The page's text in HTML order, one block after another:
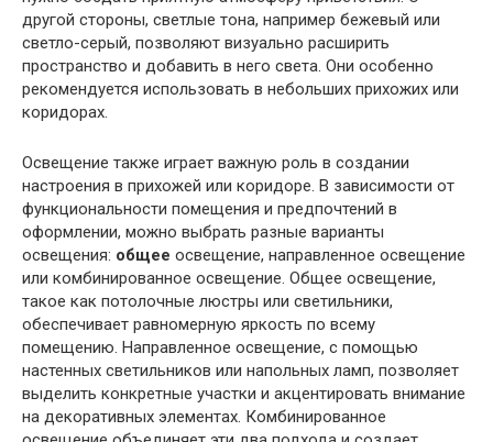
другой стороны, светлые тона, например бежевый или
светло-серый, позволяют визуально расширить
пространство и добавить в него света. Они особенно
рекомендуется использовать в небольших прихожих или
коридорах.
Освещение также играет важную роль в создании
настроения в прихожей или коридоре. В зависимости от
функциональности помещения и предпочтений в
оформлении, можно выбрать разные варианты
освещения: общее освещение, направленное освещение
или комбинированное освещение. Общее освещение,
такое как потолочные люстры или светильники,
обеспечивает равномерную яркость по всему
помещению. Направленное освещение, с помощью
настенных светильников или напольных ламп, позволяет
выделить конкретные участки и акцентировать внимание
на декоративных элементах. Комбинированное